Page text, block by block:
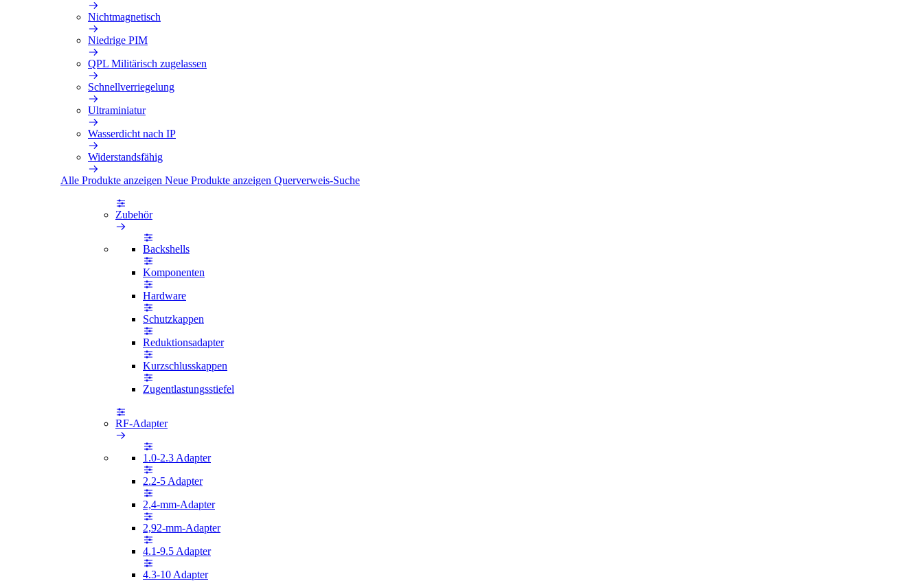
Nichtmagnetisch
Niedrige PIM
QPL Militärisch zugelassen
Schnellverriegelung
Ultraminiatur
Wasserdicht nach IP
Widerstandsfähig
Alle Produkte anzeigen Neue Produkte anzeigen Querverweis-Suche
Zubehör
Backshells
Komponenten
Hardware
Schutzkappen
Reduktionsadapter
Kurzschlusskappen
Zugentlastungsstiefel
RF-Adapter
1.0-2.3 Adapter
2.2-5 Adapter
2,4-mm-Adapter
2,92-mm-Adapter
4.1-9.5 Adapter
4.3-10 Adapter